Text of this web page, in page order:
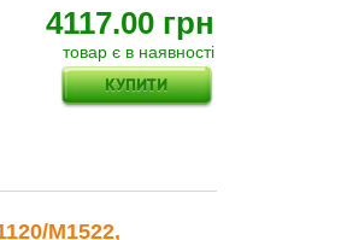
4117.00 грн
товар є в наявності
M1522,